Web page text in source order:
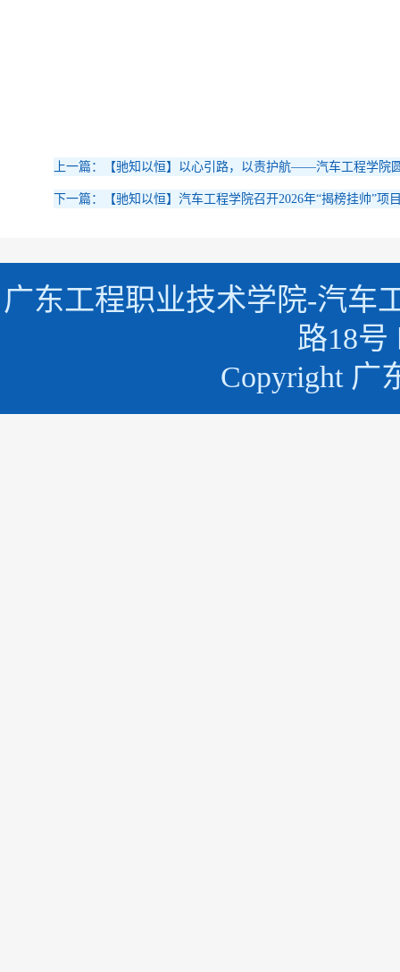
上一篇：【驰知以恒】以心引路，以责护航——汽车工程学院
下一篇：【驰知以恒】汽车工程学院召开2026年“揭榜挂帅”项
广东工程职业技术学院-汽车
路18号
Copyright 广